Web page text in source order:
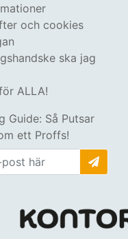
och cookies
ska jag
ALLA!
Guide: Så Putsar
ett Proffs!